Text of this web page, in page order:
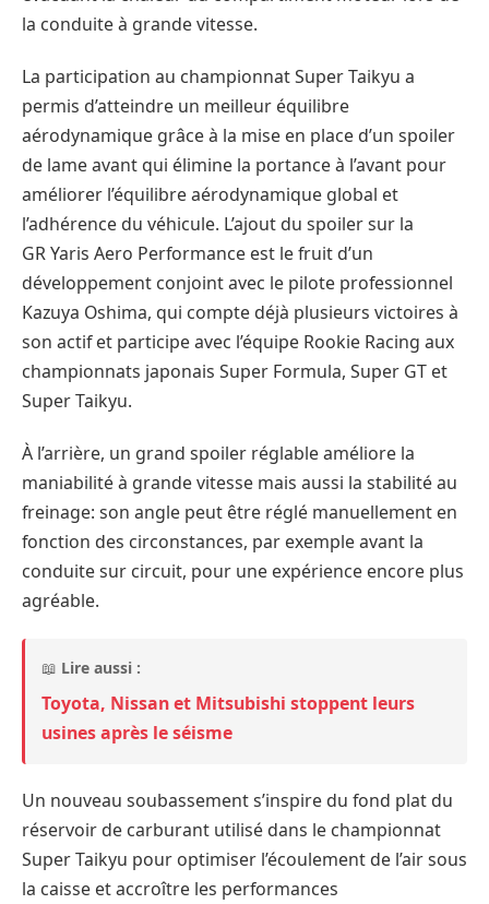
la conduite à grande vitesse.
La participation au championnat Super Taikyu a
permis d’atteindre un meilleur équilibre
aérodynamique grâce à la mise en place d’un spoiler
de lame avant qui élimine la portance à l’avant pour
améliorer l’équilibre aérodynamique global et
l’adhérence du véhicule. L’ajout du spoiler sur la
GR Yaris Aero Performance est le fruit d’un
développement conjoint avec le pilote professionnel
Kazuya Oshima, qui compte déjà plusieurs victoires à
son actif et participe avec l’équipe Rookie Racing aux
championnats japonais Super Formula, Super GT et
Super Taikyu.
À l’arrière, un grand spoiler réglable améliore la
maniabilité à grande vitesse mais aussi la stabilité au
freinage: son angle peut être réglé manuellement en
fonction des circonstances, par exemple avant la
conduite sur circuit, pour une expérience encore plus
agréable.
📖 Lire aussi :
Toyota, Nissan et Mitsubishi stoppent leurs
usines après le séisme
Un nouveau soubassement s’inspire du fond plat du
réservoir de carburant utilisé dans le championnat
Super Taikyu pour optimiser l’écoulement de l’air sous
la caisse et accroître les performances